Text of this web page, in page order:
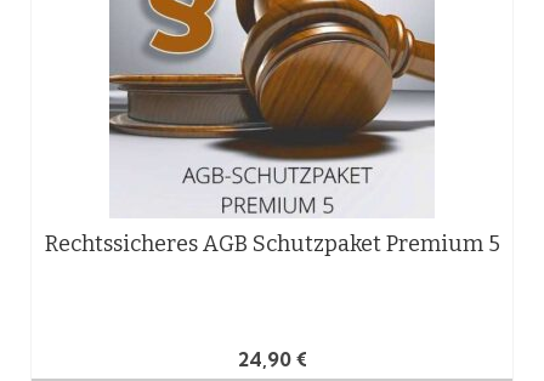
Rechtssicheres AGB Schutzpaket Premium 5
24,90 €